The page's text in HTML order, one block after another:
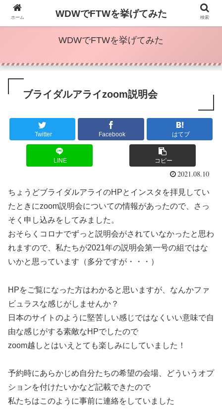
2022.09にWDWで挙式済。レポ挙げています
WDWでFTWを挙げてみた
ブライダルアライzoom説明会
Twitter Facebook はてブ
LINE コピー
2021.08.10
ちょうどブライダルアライのHPとインスタを拝見してい
たときにzoom説明会についての情報があったので、さっ
そく申し込みをしてみました。
おそらくコロナでずっと説明会がされていなかったと思わ
れますので、私たちが2021年の説明会第一号の組ではな
いかと思っています（多分ですが・・・）
HPをご覧になった方はわかると思いますが、なんかファ
ビュラスな感じがしませんか？
日本のサイトのように堅苦しい感じではなくいい意味で自
由な感じがする素敵なHPでしたので
zoom越しとはいえとても楽しみにしていました！
予約時にあらかじめ自分たちの希望の会場、どういうオプ
ションを付けたいかなど記載できたので
私たちはこのように事前に連絡をしていました
ホーム WDWでFTWを挙げてみた 検索